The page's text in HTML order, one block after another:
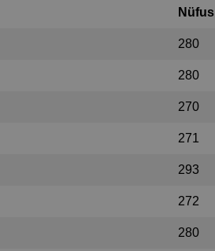
Nüfus
280
280
270
271
293
272
280